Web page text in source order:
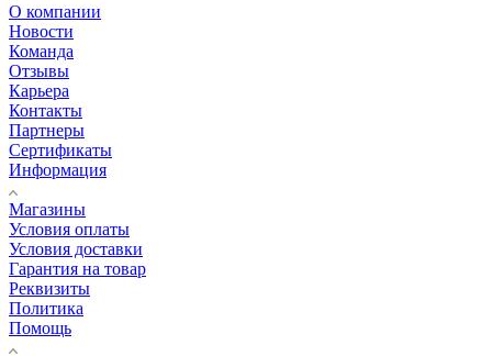
О компании
Новости
Команда
Отзывы
Карьера
Контакты
Партнеры
Сертификаты
Информация
Магазины
Условия оплаты
Условия доставки
Гарантия на товар
Реквизиты
Политика
Помощь